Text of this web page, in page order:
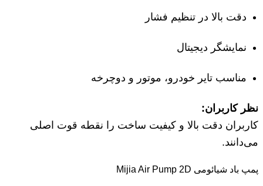
دقت بالا در تنظیم فشار
نمایشگر دیجیتال
مناسب تایر خودرو، موتور و دوچرخه
نظر کاربران:
کاربران دقت بالا و کیفیت ساخت را نقطه قوت اصلی
می‌دانند.
پمپ باد شیائومی Mijia Air Pump 2D